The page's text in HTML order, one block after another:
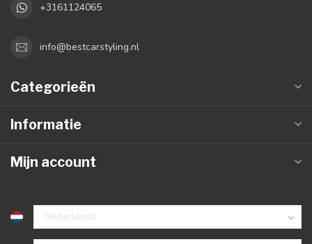
+3161124065
info@bestcarstyling.nl
Categorieën
Informatie
Mijn account